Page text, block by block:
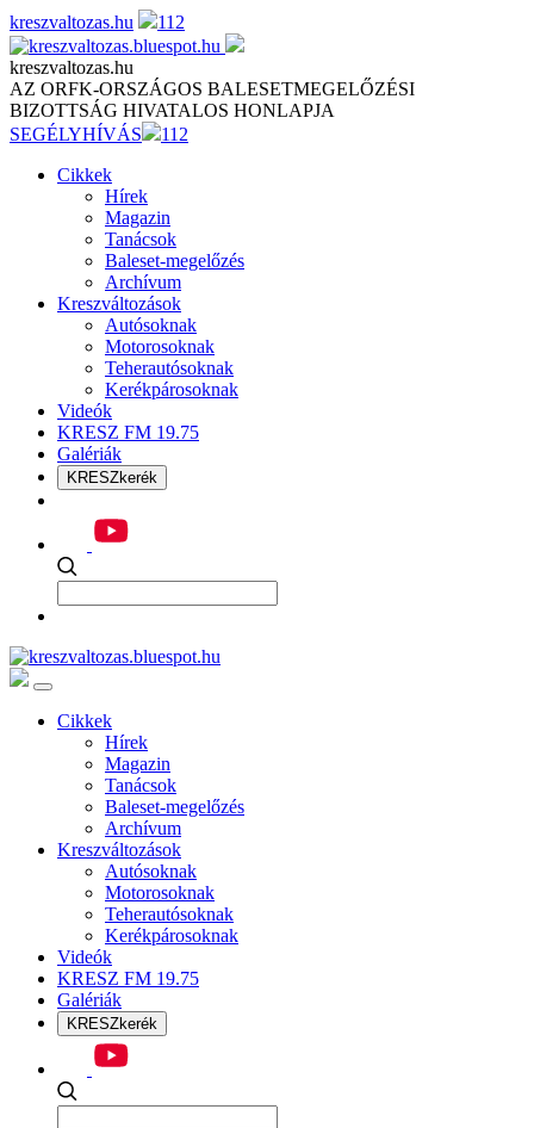
Skip
to
content
kreszvaltozas.hu 112
kreszvaltozas.hu
AZ ORFK-ORSZÁGOS BALESETMEGELŐZÉSI
BIZOTTSÁG HIVATALOS HONLAPJA
SEGÉLYHÍVÁS
112
Cikkek
Hírek
Magazin
Tanácsok
Baleset-megelőzés
Archívum
Kreszváltozások
Autósoknak
Motorosoknak
Teherautósoknak
Kerékpárosoknak
Videók
KRESZ FM 19.75
Galériák
KRESZkerék
Cikkek
Hírek
Magazin
Tanácsok
Baleset-megelőzés
Archívum
Kreszváltozások
Autósoknak
Motorosoknak
Teherautósoknak
Kerékpárosoknak
Videók
KRESZ FM 19.75
Galériák
KRESZkerék